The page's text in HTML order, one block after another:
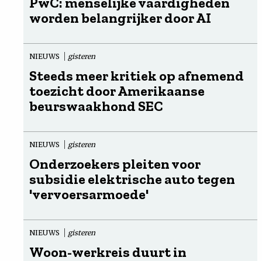
worden belangrijker door AI
NIEUWS gisteren
Steeds meer kritiek op afnemend
toezicht door Amerikaanse
beurswaakhond SEC
NIEUWS gisteren
Onderzoekers pleiten voor
subsidie elektrische auto tegen
'vervoersarmoede'
NIEUWS gisteren
Woon-werkreis duurt in